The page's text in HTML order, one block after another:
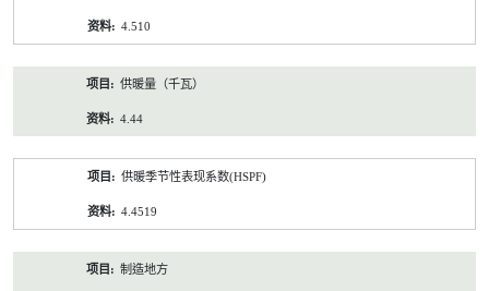
4.510
供暖量（千瓦）
4.44
供暖季节性表现系数(HSPF)
4.4519
制造地方